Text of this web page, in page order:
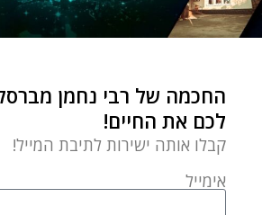
החכמה של רבי נחמן
לכם את החיים!
קבלו אותה ישירות לתיבת המייל!
אימייל